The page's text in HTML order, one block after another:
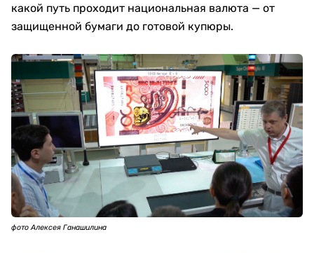
какой путь проходит национальная валюта — от
защищенной бумаги до готовой купюры.
фото Алексея Ганашилина